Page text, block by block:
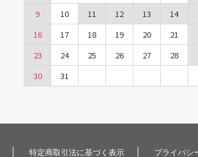
9
10 11 12 13 14
16
17 18 19 20 21
23
24 25 26 27 28
30
31
特定商取引法に基づく表示 プライバシ